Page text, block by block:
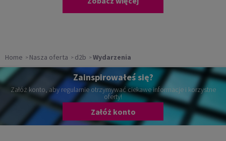
Home Nasza oferta d2b Wydarzenia
Zainspirowałeś się?
Załóż konto, aby regularnie otrzymywać ciekawe informacje i korzystne
oferty!
Załóż konto